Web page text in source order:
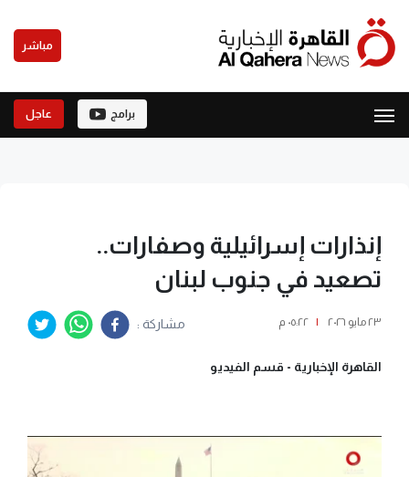
مباشر
برامج عاجل
إنذارات إسرائيلية وصفارات..
تصعيد في جنوب لبنان
٢٣ مايو ٢٠٢٦ | ٠٥:٢٢ م مشاركة :
القاهرة الإخبارية - قسم الفيديو